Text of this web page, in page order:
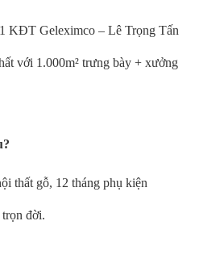
KĐT Geleximco – Lê Trọng Tấn
với 1.000m² trưng bày + xưởng
thất gỗ, 12 tháng phụ kiện
đời.